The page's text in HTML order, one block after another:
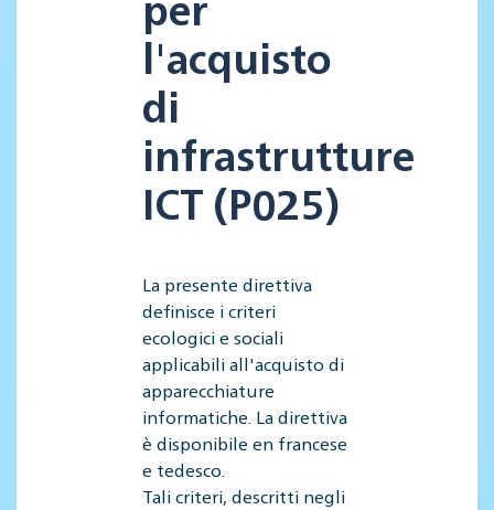
l'acquisto
di
infrastrutture
ICT (P025)
La presente direttiva
definisce i criteri
ecologici e sociali
applicabili all'acquisto di
apparecchiature
informatiche. La direttiva
è disponibile en francese
e tedesco.
Tali criteri, descritti negli